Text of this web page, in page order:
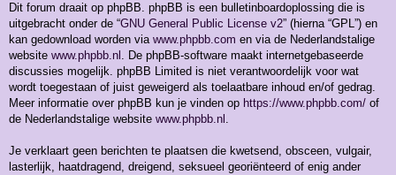
Dit forum draait op phpBB. phpBB is een bulletinboardoplossing die is
uitgebracht onder de “GNU General Public License v2” (hierna “GPL”) en
kan gedownload worden via www.phpbb.com en via de Nederlandstalige
website www.phpbb.nl . De phpBB-software maakt internetgebaseerde
discussies mogelijk. phpBB Limited is niet verantwoordelijk voor wat
wordt toegestaan of juist geweigerd als toelaatbare inhoud en/of gedrag.
Meer informatie over phpBB kun je vinden op https://www.phpbb.com/ of
de Nederlandstalige website www.phpbb.nl .
Je verklaart geen berichten te plaatsen die kwetsend, obsceen, vulgair,
lasterlijk, haatdragend, dreigend, seksueel georiënteerd of enig ander